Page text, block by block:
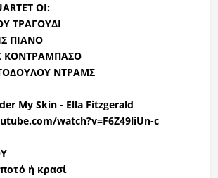
ΟΙ:
ΤΡΑΓΟΥΔΙ
ΠΙΑΝΟ
ΚΟΝΤΡΑΜΠΑΣΟ
ΝΤΡΑΜΣ
My Skin - Ella Fitzgerald
watch?v=F6Z49liUn-c
ή κρασί